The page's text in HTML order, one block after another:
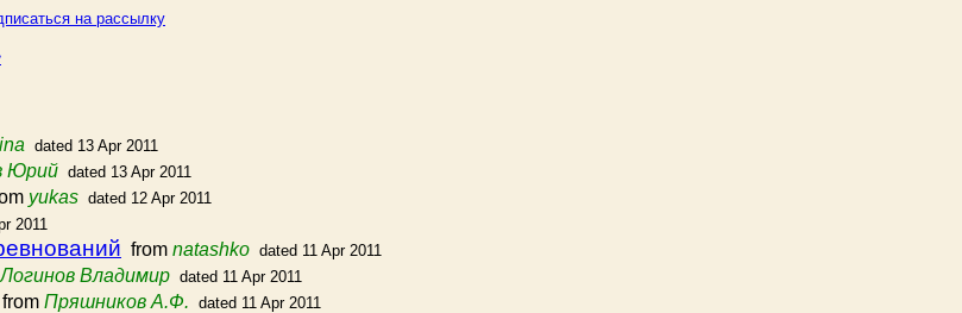
на рассылку
dated 13 Apr 2011
Юрий dated 13 Apr 2011
yukas dated 12 Apr 2011
2011
from natashko dated 11 Apr 2011
Логинов Владимир dated 11 Apr 2011
from Пряшников А.Ф. dated 11 Apr 2011